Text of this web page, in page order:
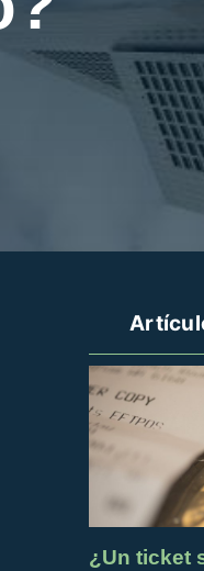
¿Un ticket